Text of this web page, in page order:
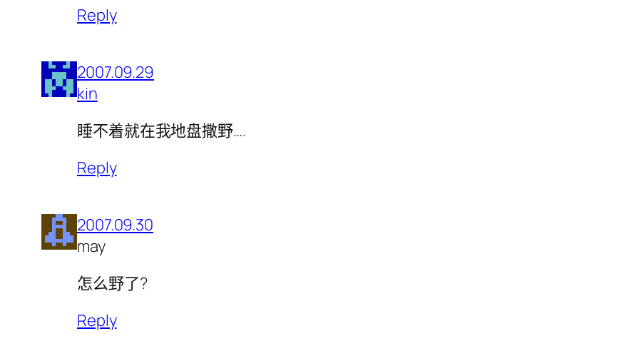
Reply
2007.09.29
kin
睡不着就在我地盘撒野….
Reply
2007.09.30
may
怎么野了?
Reply